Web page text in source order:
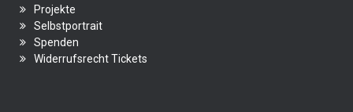
Projekte
Selbstportrait
Spenden
Widerrufsrecht Tickets